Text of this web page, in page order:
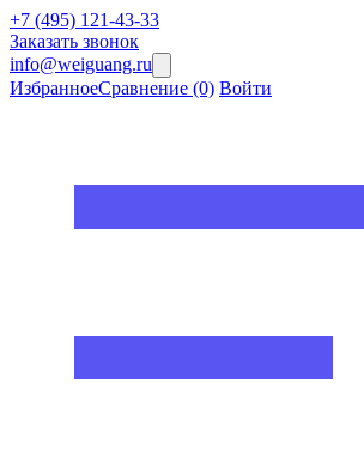
+7 (495) 121-43-33
Заказать звонок
info@weiguang.ru
ИзбранноеСравнение (0) Войти